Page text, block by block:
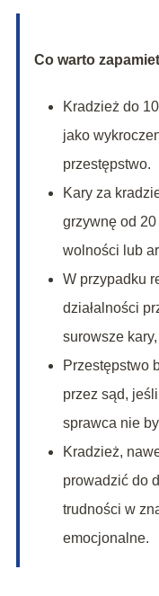
Co warto
Kradzież do
jako
przestępstwo.
Kary za
grzywnę od
wolności lub
W przypadku
działalności
surowsze
Przestępstwo
przez sąd,
sprawca nie
Kradzież,
prowadzić do
trudności w
emocjonalne.